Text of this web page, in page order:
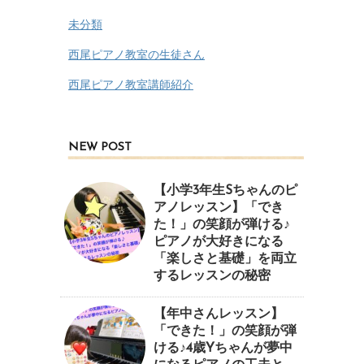
未分類
西尾ピアノ教室の生徒さん
西尾ピアノ教室講師紹介
NEW POST
【小学3年生Sちゃんのピ
アノレッスン】「でき
た！」の笑顔が弾ける♪
ピアノが大好きになる
「楽しさと基礎」を両立
するレッスンの秘密
【年中さんレッスン】
「できた！」の笑顔が弾
ける♪4歳Yちゃんが夢中